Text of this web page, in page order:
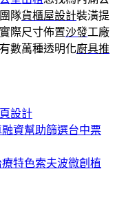
隊貨櫃屋設計裝潢提
際尺寸佈置沙發工廠
數萬種透明化廚具推
設計
資幫助篩選台中票
特色索夫波微創植